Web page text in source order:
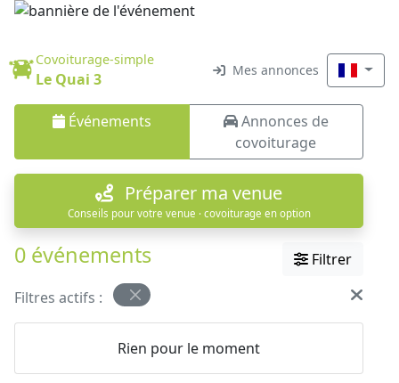
Covoiturage-simple
Le Quai 3 Mes annonces
Événements
Annonces de
covoiturage
Préparer ma venue
Conseils pour votre venue · covoiturage en option
0 événements
Filtrer
Filtres actifs :
Rien pour le moment